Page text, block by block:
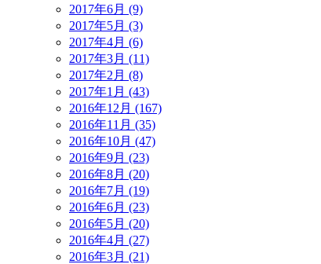
2017年6月 (9)
2017年5月 (3)
2017年4月 (6)
2017年3月 (11)
2017年2月 (8)
2017年1月 (43)
2016年12月 (167)
2016年11月 (35)
2016年10月 (47)
2016年9月 (23)
2016年8月 (20)
2016年7月 (19)
2016年6月 (23)
2016年5月 (20)
2016年4月 (27)
2016年3月 (21)